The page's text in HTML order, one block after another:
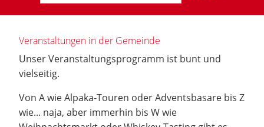
Veranstaltungen in der Gemeinde
Unser Veranstaltungsprogramm ist bunt und
vielseitig.
Von A wie Alpaka-Touren oder Adventsbasare bis Z
wie... naja, aber immerhin bis W wie